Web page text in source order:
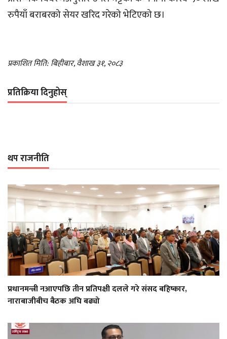
रुपैयाँ बराबरको सेयर खरिद गरेको भेटिएको छ।
प्रकाशित मिति: बिहीबार, वैशाख ३१, २०८३
प्रतिक्रिया दिनुहोस्
थप राजनीति
प्रधानमन्त्री नआएपछि तीन प्रतिपक्षी दलले गरे संसद बहिष्कार,
नाराबाजीबीच बैठक अघि बढ्यो